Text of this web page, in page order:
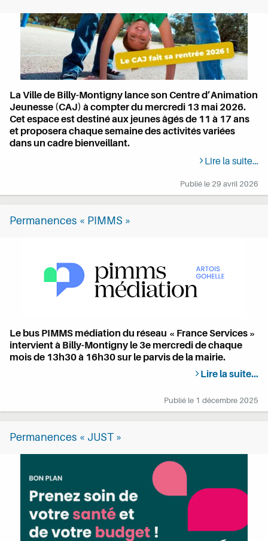
La Ville de Billy-Montigny lance son Centre d’Animation
Jeunesse (CAJ) à compter du mercredi 13 mai 2026.
Cet espace est destiné aux jeunes âgés de 11 à 17 ans
et proposera chaque semaine des activités variées
dans un cadre bienveillant.
Lire la suite…
Publié le 29 avril 2026
Permanences « PIMMS »
Le bus PIMMS médiation du réseau « France Services »
intervient à Billy-Montigny le 3e mercredi de chaque
mois de 13h30 à 16h30 sur le parvis de la mairie.
Lire la suite…
Publié le 1 décembre 2025
Permanences « JUST »